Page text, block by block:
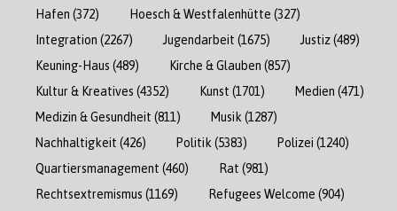
Hafen (372) Hoesch & Westfalenhütte (327)
Integration (2267) Jugendarbeit (1675) Justiz(489)
Keuning-Haus (489) Kirche & Glauben (857)
Kultur & Kreatives (4352) Kunst (1701) Medien (471)
Medizin & Gesundheit (811) Musik (1287)
Nachhaltigkeit (426) Politik (5383) Polizei (1240)
Quartiersmanagement (460) Rat (981)
Rechtsextremismus (1169) Refugees Welcome (904)